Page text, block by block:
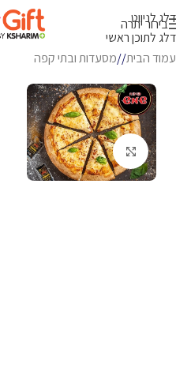
דלג לניווט
דלג לתוכן ראשי
בירור יתרה
עמוד הבית/ מסעדות ובתי קפה
לחץ להגדלה